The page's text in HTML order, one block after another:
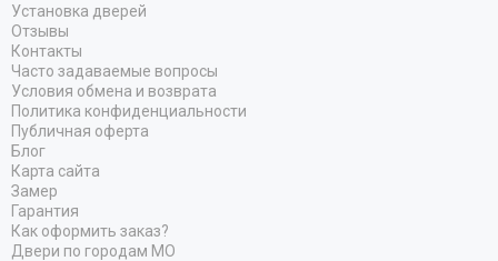
Установка дверей
Отзывы
Контакты
Часто задаваемые вопросы
Условия обмена и возврата
Политика конфиденциальности
Публичная оферта
Блог
Карта сайта
Замер
Гарантия
Как оформить заказ?
Двери по городам МО